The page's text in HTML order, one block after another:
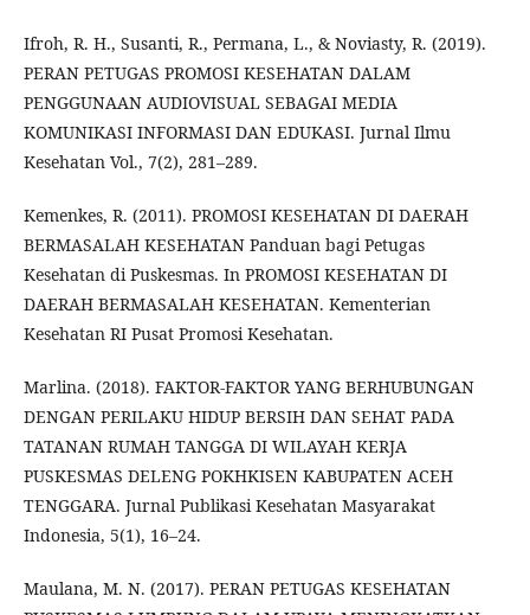
Ifroh, R. H., Susanti, R., Permana, L., & Noviasty, R. (2019).
PERAN PETUGAS PROMOSI KESEHATAN DALAM
PENGGUNAAN AUDIOVISUAL SEBAGAI MEDIA
KOMUNIKASI INFORMASI DAN EDUKASI. Jurnal Ilmu
Kesehatan Vol., 7(2), 281–289.
Kemenkes, R. (2011). PROMOSI KESEHATAN DI DAERAH
BERMASALAH KESEHATAN Panduan bagi Petugas
Kesehatan di Puskesmas. In PROMOSI KESEHATAN DI
DAERAH BERMASALAH KESEHATAN. Kementerian
Kesehatan RI Pusat Promosi Kesehatan.
Marlina. (2018). FAKTOR-FAKTOR YANG BERHUBUNGAN
DENGAN PERILAKU HIDUP BERSIH DAN SEHAT PADA
TATANAN RUMAH TANGGA DI WILAYAH KERJA
PUSKESMAS DELENG POKHKISEN KABUPATEN ACEH
TENGGARA. Jurnal Publikasi Kesehatan Masyarakat
Indonesia, 5(1), 16–24.
Maulana, M. N. (2017). PERAN PETUGAS KESEHATAN